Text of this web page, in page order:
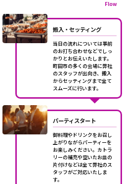
Flow
搬入・セッティング
当日の流れについては事前
のお打ち合わせなどでしっ
かりとお伝えいたします。
町田市の多くの会場に弊社
のスタッフが出向き、搬入
からセッティングまで全て
スムーズに行います。
パーティスタート
御料理やドリンクをお召し
上がりながらパーティーを
お楽しみください。カトラ
リーの補充や空いたお皿の
片付けなどは全て弊社のス
タッフがご対応いたしま
す。